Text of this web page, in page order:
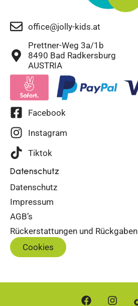
office@jolly-kids.at
Prettner-Weg 3a/1b
8490 Bad Radkersburg
AUSTRIA
Facebook
Instagram
Tiktok
Datenschutz
Datenschutz
Impressum
AGB’s
Rückerstattungen und Rückgaben
Cookies